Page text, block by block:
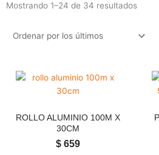
Mostrando 1–24 de 34 resultadospor
últimos
ROLLO ALUMINIO 100M X
30CM
$ 659